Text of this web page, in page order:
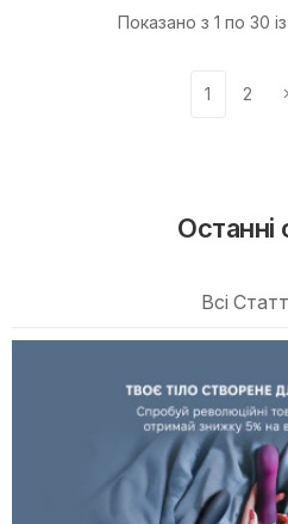
Показано з 1 по 30
1 2
Останні
Всі